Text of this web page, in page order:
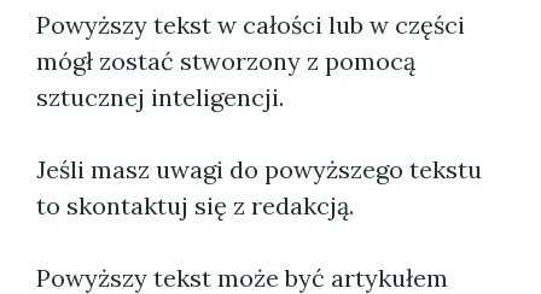
Powyższy tekst w całości lub w części
mógł zostać stworzony z pomocą
sztucznej inteligencji.
Jeśli masz uwagi do powyższego tekstu
to skontaktuj się z redakcją.
Powyższy tekst może być artykułem